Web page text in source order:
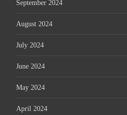
September 2024
August 2024
July 2024
June 2024
May 2024
April 2024